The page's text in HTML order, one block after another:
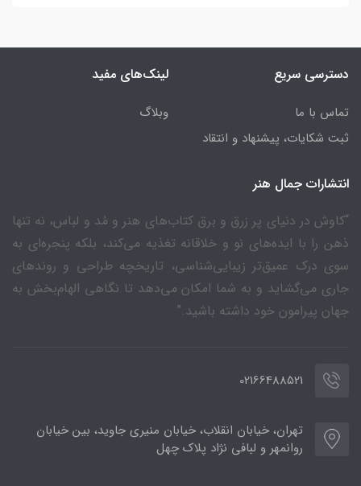
دسترسی سریع
تماس با ما
ثبت شکایات، پیشنهاد و انتقاد
لینک‌های مفید
وبلاگ
انتشارات جمال هنر
“کاوش در دنیای پر زرق و برق کتاب‌های هنر و مُد و لباس، نه تنها
ذهن را با ایده‌های نو و خلاقانه تغذیه می‌کند، بلکه پنجره‌ای به
سوی درک عمیق‌تر زیبایی‌شناسی، تاریخچه طراحی و روندهای
جاری می‌گشاید و به شما امکان می‌دهد تا نگاهی الهام‌بخش به
جهان پیرامون خود داشته باشید.”
02166488521
تهران، خیابان انقلاب، خیابان منیری جاوید، بین خیابان
روانمهر و لبافی نژاد پلاک چهل